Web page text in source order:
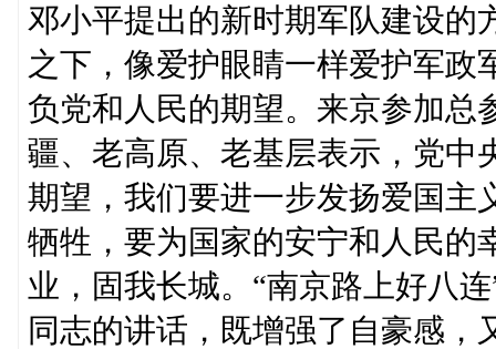
邓小平提出的新时期军队建设的
之下，像爱护眼睛一样爱护军政
负党和人民的期望。来京参加总
疆、老高原、老基层表示，党中
期望，我们要进一步发扬爱国主
牺牲，要为国家的安宁和人民的
业，固我长城。“南京路上好八
同志的讲话，既增强了自豪感